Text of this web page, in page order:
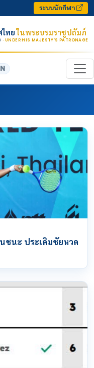
ระบบนักกีฬา
ไทยในพระบรมราชูปถัมภ์
· UNDER HIS MAJESTY’S PATRONAGE
ชนะ ประเดิมชัยหวด